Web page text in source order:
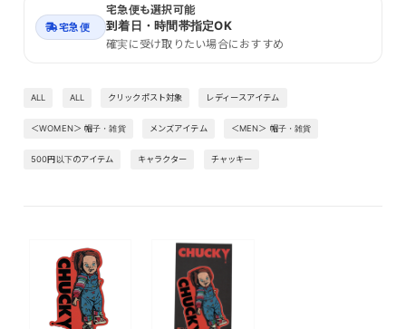
宅急便
宅急便も選択可能
到着日・時間帯指定OK
確実に受け取りたい場合におすすめ
ALL ALL クリックポスト対象 レディースアイテム
＜WOMEN＞ 帽子・雑貨 メンズアイテム ＜MEN＞ 帽子・雑貨
500円以下のアイテム キャラクター チャッキー